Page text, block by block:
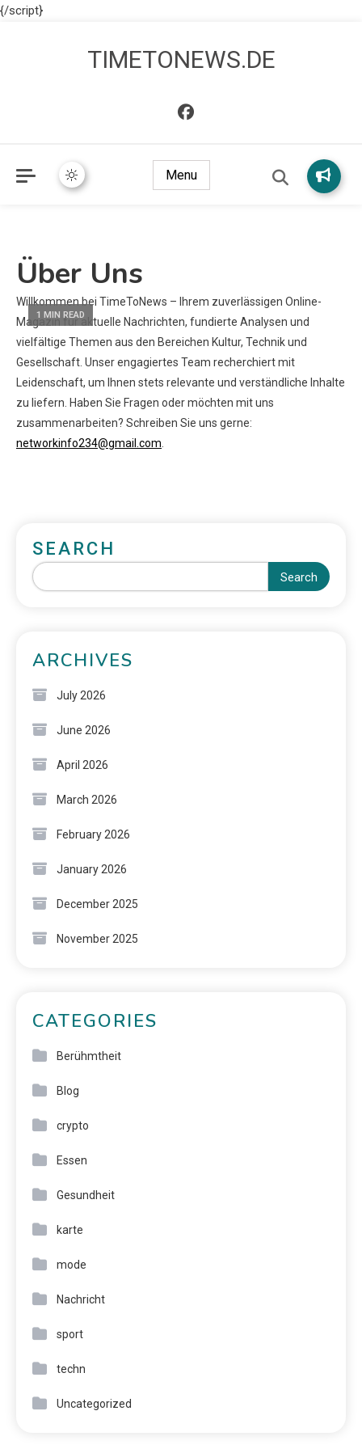
{/script}
TIMETONEWS.DE
Menu
Über Uns
1 MIN READ
Willkommen bei TimeToNews – Ihrem zuverlässigen Online-
Magazin für aktuelle Nachrichten, fundierte Analysen und
vielfältige Themen aus den Bereichen Kultur, Technik und
Gesellschaft. Unser engagiertes Team recherchiert mit
Leidenschaft, um Ihnen stets relevante und verständliche Inhalte
zu liefern. Haben Sie Fragen oder möchten mit uns
zusammenarbeiten? Schreiben Sie uns gerne:
networkinfo234@gmail.com
SEARCH
Search
ARCHIVES
July 2026
June 2026
April 2026
March 2026
February 2026
January 2026
December 2025
November 2025
CATEGORIES
Berühmtheit
Blog
crypto
Essen
Gesundheit
karte
mode
Nachricht
sport
techn
Uncategorized